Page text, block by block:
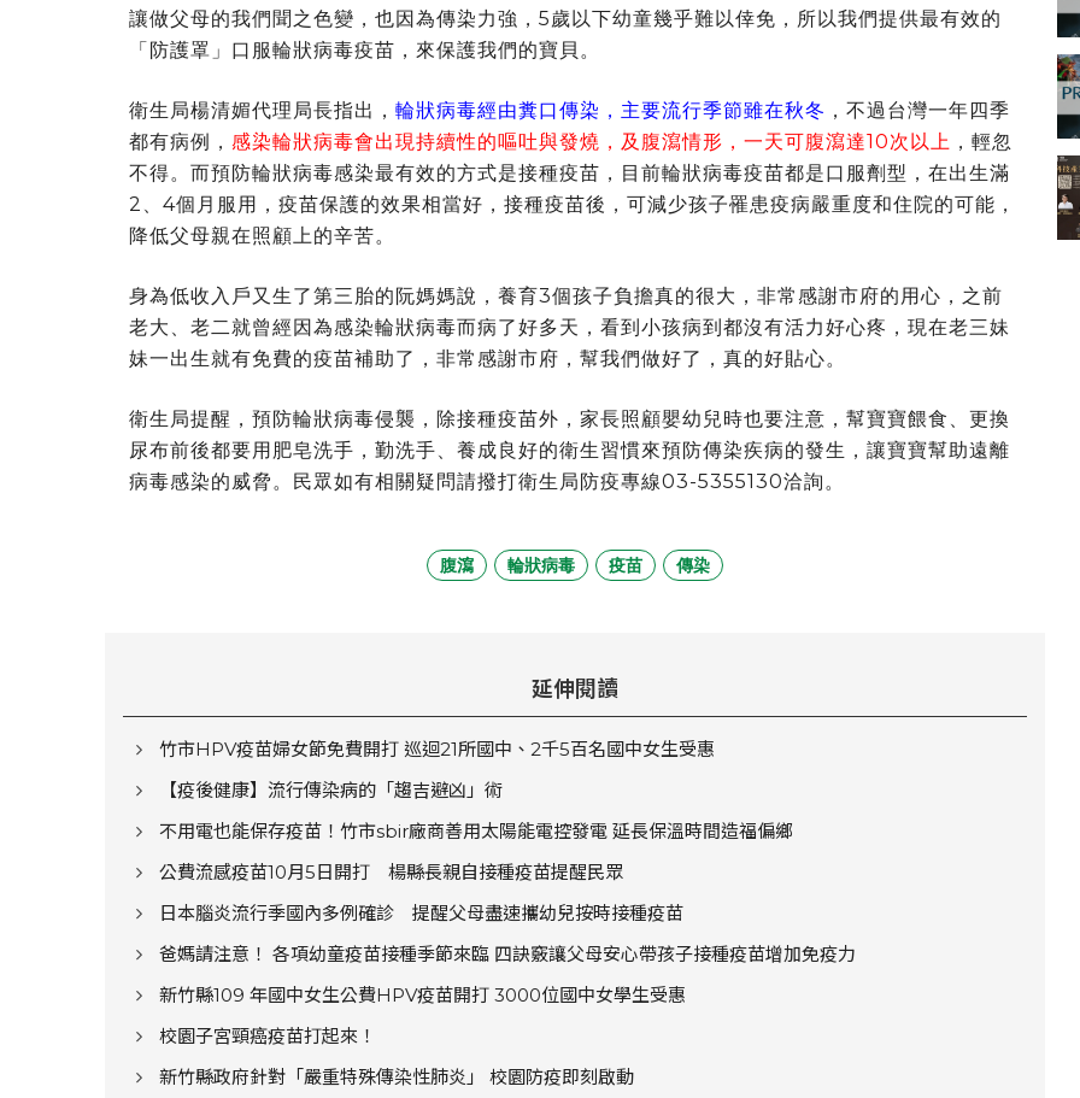
讓做父母的我們聞之色變，也因為傳染力強，5歲以下幼童幾乎難以倖免，所以我們提供最有效的
「防護罩」口服輪狀病毒疫苗，來保護我們的寶貝。
衛生局楊清媚代理局長指出， 輪狀病毒經由糞口傳染，主要流行季節雖在秋冬 ，不過台灣一年四季
都有病例， 感染輪狀病毒會出現持續性的嘔吐與發燒，及腹瀉情形，一天可腹瀉達10次以上 ，輕忽
不得。而預防輪狀病毒感染最有效的方式是接種疫苗，目前輪狀病毒疫苗都是口服劑型，在出生滿
2、4個月服用，疫苗保護的效果相當好，接種疫苗後，可減少孩子罹患疫病嚴重度和住院的可能，
降低父母親在照顧上的辛苦。
身為低收入戶又生了第三胎的阮媽媽說，養育3個孩子負擔真的很大，非常感謝市府的用心，之前
老大、老二就曾經因為感染輪狀病毒而病了好多天，看到小孩病到都沒有活力好心疼，現在老三妹
妹一出生就有免費的疫苗補助了，非常感謝市府，幫我們做好了，真的好貼心。
衛生局提醒，預防輪狀病毒侵襲，除接種疫苗外，家長照顧嬰幼兒時也要注意，幫寶寶餵食、更換
尿布前後都要用肥皂洗手，勤洗手、養成良好的衛生習慣來預防傳染疾病的發生，讓寶寶幫助遠離
病毒感染的威脅。民眾如有相關疑問請撥打衛生局防疫專線03-5355130洽詢。
腹瀉 輪狀病毒 疫苗 傳染
延伸閱讀
竹市HPV疫苗婦女節免費開打 巡迴21所國中、2千5百名國中女生受惠
【疫後健康】流行傳染病的「趨吉避凶」術
不用電也能保存疫苗！竹市sbir廠商善用太陽能電控發電 延長保溫時間造福偏鄉
公費流感疫苗10月5日開打 楊縣長親自接種疫苗提醒民眾
日本腦炎流行季國內多例確診 提醒父母盡速攜幼兒按時接種疫苗
爸媽請注意！ 各項幼童疫苗接種季節來臨 四訣竅讓父母安心帶孩子接種疫苗增加免疫力
新竹縣109 年國中女生公費HPV疫苗開打 3000位國中女學生受惠
校園子宮頸癌疫苗打起來！
新竹縣政府針對「嚴重特殊傳染性肺炎」 校園防疫即刻啟動